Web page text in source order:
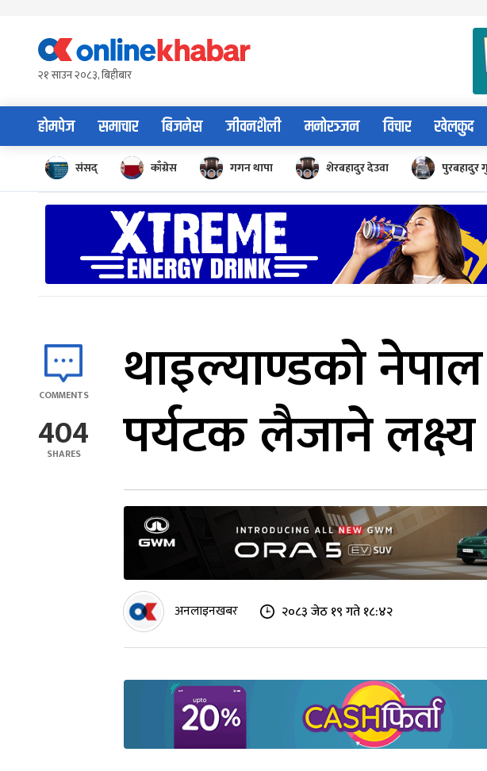
content२१ साउन २०८३, बिहीबार
होमपेज समाचार बिजनेस जीवनशैली मनोरञ्जन विचार खेलकुद
संसद् काँग्रेस गगन थापा शेरबहादुर देउवा पुरबहादुर
COMMENTS
404
SHARES
थाइल्याण्डको
पर्यटक लैजाने लक्ष्य
अनलाइनखबर २०८३ जेठ १९ गते १८:४२